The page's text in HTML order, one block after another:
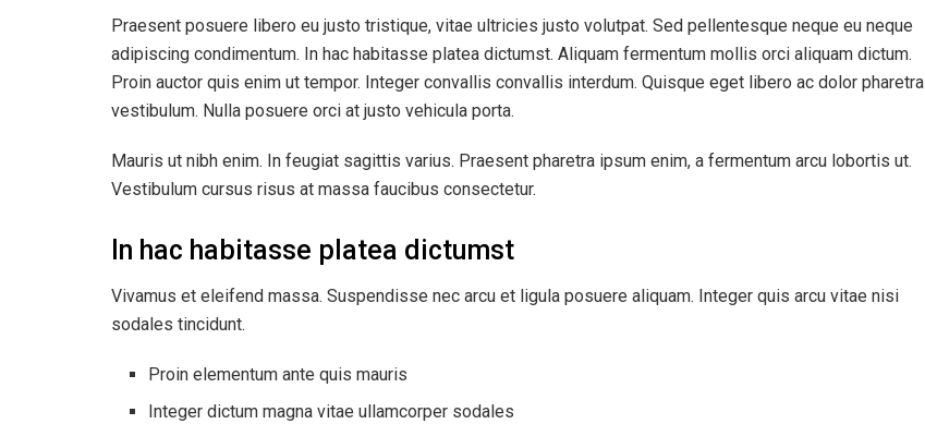
Praesent posuere libero eu justo tristique, vitae ultricies justo volutpat. Sed pellentesque neque eu neque
adipiscing condimentum. In hac habitasse platea dictumst. Aliquam fermentum mollis orci aliquam dictum.
Proin auctor quis enim ut tempor. Integer convallis convallis interdum. Quisque eget libero ac dolor pharetra
vestibulum. Nulla posuere orci at justo vehicula porta.
Mauris ut nibh enim. In feugiat sagittis varius. Praesent pharetra ipsum enim, a fermentum arcu lobortis ut.
Vestibulum cursus risus at massa faucibus consectetur.
In hac habitasse platea dictumst
Vivamus et eleifend massa. Suspendisse nec arcu et ligula posuere aliquam. Integer quis arcu vitae nisi
sodales tincidunt.
Proin elementum ante quis mauris
Integer dictum magna vitae ullamcorper sodales